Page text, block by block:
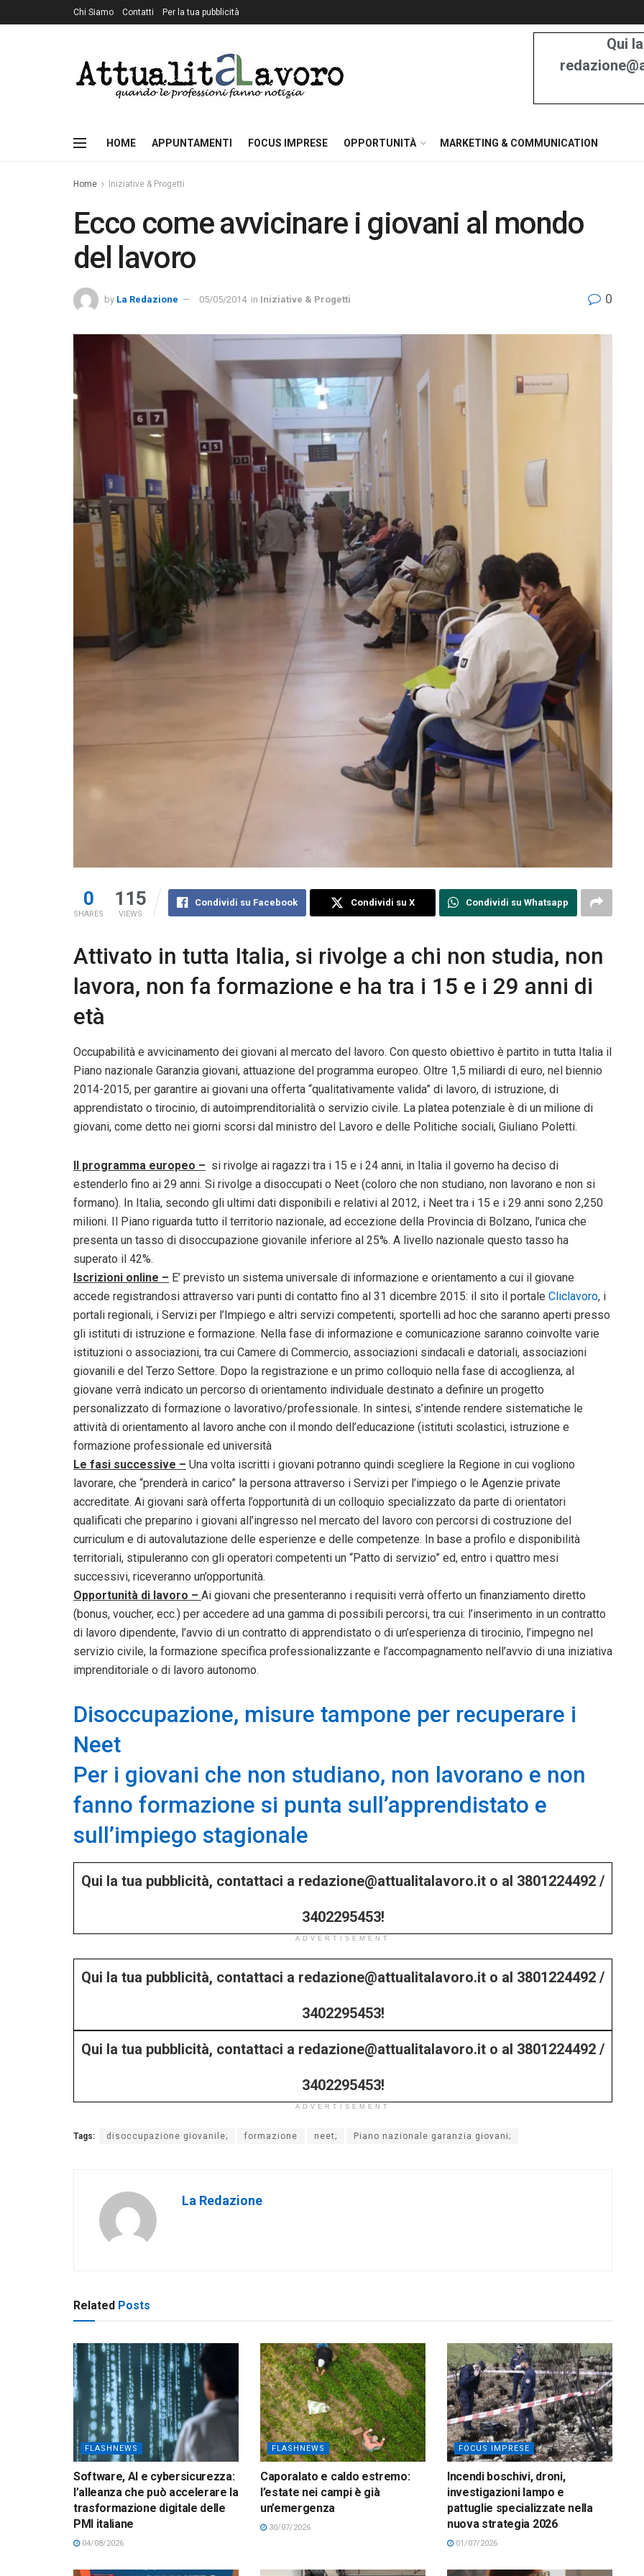
Chi Siamo Contatti Per la tua pubblicità
Qui
HOME APPUNTAMENTI FOCUS IMPRESE OPPORTUNITÀ MARKETING & COMMUNICATION
Home Iniziative & Progetti
Ecco come avvicinare i giovani al mondo
del lavoro
by La Redazione 05/05/2014 in Iniziative & Progetti 0
0
SHARES
115
VIEWS
Condividi su Facebook Condividi su X Condividi su Whatsapp
Attivato in tutta Italia, si rivolge a chi non studia, non
lavora, non fa formazione e ha tra i 15 e i 29 anni di
età
Occupabilità e avvicinamento dei giovani al mercato del lavoro. Con questo obiettivo è partito in tutta Italia il
Piano nazionale Garanzia giovani, attuazione del programma europeo. Oltre 1,5 miliardi di euro, nel biennio
2014-2015, per garantire ai giovani una offerta “qualitativamente valida” di lavoro, di istruzione, di
apprendistato o tirocinio, di autoimprenditorialità o servizio civile. La platea potenziale è di un milione di
giovani, come detto nei giorni scorsi dal ministro del Lavoro e delle Politiche sociali, Giuliano Poletti.
Il programma europeo – si rivolge ai ragazzi tra i 15 e i 24 anni, in Italia il governo ha deciso di
estenderlo fino ai 29 anni. Si rivolge a disoccupati o Neet (coloro che non studiano, non lavorano e non si
formano). In Italia, secondo gli ultimi dati disponibili e relativi al 2012, i Neet tra i 15 e i 29 anni sono 2,250
milioni. Il Piano riguarda tutto il territorio nazionale, ad eccezione della Provincia di Bolzano, l’unica che
presenta un tasso di disoccupazione giovanile inferiore al 25%. A livello nazionale questo tasso ha
superato il 42%.
Iscrizioni online – E’ previsto un sistema universale di informazione e orientamento a cui il giovane
accede registrandosi attraverso vari punti di contatto fino al 31 dicembre 2015: il sito il portale Cliclavoro, i
portali regionali, i Servizi per l’Impiego e altri servizi competenti, sportelli ad hoc che saranno aperti presso
gli istituti di istruzione e formazione. Nella fase di informazione e comunicazione saranno coinvolte varie
istituzioni o associazioni, tra cui Camere di Commercio, associazioni sindacali e datoriali, associazioni
giovanili e del Terzo Settore. Dopo la registrazione e un primo colloquio nella fase di accoglienza, al
giovane verrà indicato un percorso di orientamento individuale destinato a definire un progetto
personalizzato di formazione o lavorativo/professionale. In sintesi, s’intende rendere sistematiche le
attività di orientamento al lavoro anche con il mondo dell’educazione (istituti scolastici, istruzione e
formazione professionale ed università
Le fasi successive – Una volta iscritti i giovani potranno quindi scegliere la Regione in cui vogliono
lavorare, che “prenderà in carico” la persona attraverso i Servizi per l’impiego o le Agenzie private
accreditate. Ai giovani sarà offerta l’opportunità di un colloquio specializzato da parte di orientatori
qualificati che preparino i giovani all’ingresso nel mercato del lavoro con percorsi di costruzione del
curriculum e di autovalutazione delle esperienze e delle competenze. In base a profilo e disponibilità
territoriali, stipuleranno con gli operatori competenti un “Patto di servizio” ed, entro i quattro mesi
successivi, riceveranno un’opportunità.
Opportunità di lavoro – Ai giovani che presenteranno i requisiti verrà offerto un finanziamento diretto
(bonus, voucher, ecc.) per accedere ad una gamma di possibili percorsi, tra cui: l’inserimento in un contratto
di lavoro dipendente, l’avvio di un contratto di apprendistato o di un’esperienza di tirocinio, l’impegno nel
servizio civile, la formazione specifica professionalizzante e l’accompagnamento nell’avvio di una iniziativa
imprenditoriale o di lavoro autonomo.
Disoccupazione, misure tampone per recuperare i
Neet
Per i giovani che non studiano, non lavorano e non
fanno formazione si punta sull’apprendistato e
sull’impiego stagionale
Qui la tua pubblicità, contattaci a redazione@attualitalavoro.it o al 3801224492 /
3402295453!
ADVERTISEMENT
Qui la tua pubblicità, contattaci a redazione@attualitalavoro.it o al 3801224492 /
3402295453!
Qui la tua pubblicità, contattaci a redazione@attualitalavoro.it o al 3801224492 /
3402295453!
ADVERTISEMENT
Tags: disoccupazione giovanile; formazione neet; Piano nazionale garanzia giovani;
La Redazione
Related Posts
FLASHNEWS
Software, AI e cybersicurezza:
l’alleanza che può accelerare la
trasformazione digitale delle
PMI italiane
04/08/2026
FLASHNEWS
Caporalato e caldo estremo:
l’estate nei campi è già
un’emergenza
30/07/2026
FOCUS IMPRESE
Incendi boschivi, droni,
investigazioni lampo e
pattuglie specializzate nella
nuova strategia 2026
01/07/2026